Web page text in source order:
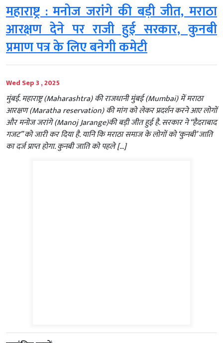
महाराष्ट्र : मनोज जरांगे की बड़ी जीत, मराठा
आरक्षण देने पर राजी हुई सरकार, कुनबी
प्रमाण पत्र के लिए बनेगी कमेटी
Wed Sep 3 , 2025
मुंबई. महाराष्ट्र (Maharashtra) की राजधानी मुंबई (Mumbai) में मराठा
आरक्षण (Maratha reservation) की मांग को लेकर प्रदर्शन करने आए लोगों
और मनोज जरांगे (Manoj Jarange)की बड़ी जीत हुई है. सरकार ने “हैदराबाद
गजट” को जारी कर दिया है. यानि कि मराठा समाज के लोगों को ‘कुनबी’ जाति
का दर्ज प्राप्त होगा. कुनबी जाति को पहले […]